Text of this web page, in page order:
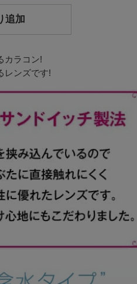
追加
カラコン!
レンズです!